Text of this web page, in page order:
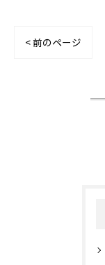
< 前のページ